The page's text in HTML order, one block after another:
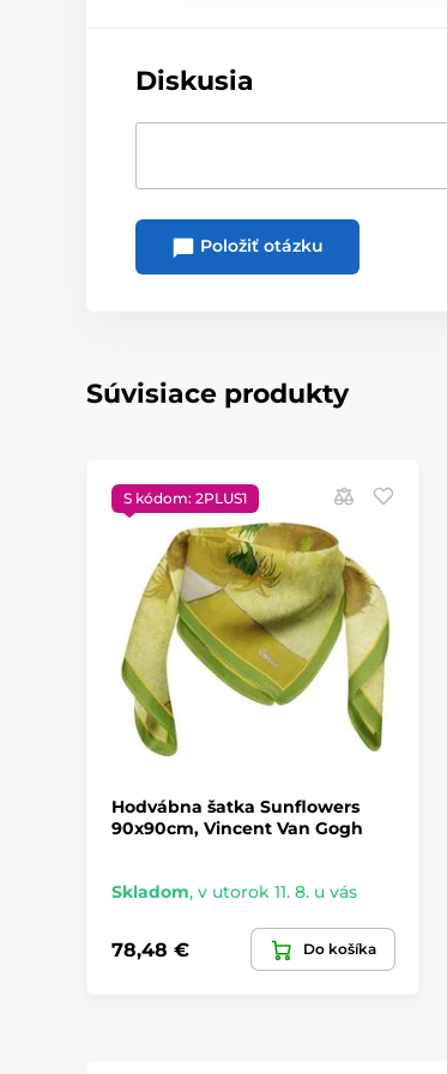
Diskusia
Položiť otázku
Súvisiace produkty
S kódom: 2PLUS1
Hodvábna šatka Sunflowers
90x90cm, Vincent Van Gogh
Skladom, v utorok 11. 8. u vás
78,48 € Do košíka